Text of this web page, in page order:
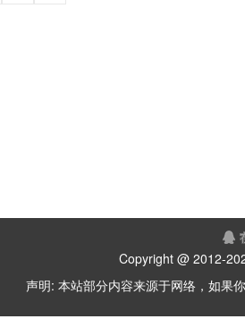
Copyright @ 2012-
声明: 本站部分内容来源于网络，如果